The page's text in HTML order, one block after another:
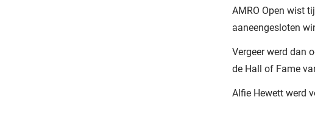
AMRO Open wist
aaneengesloten
Vergeer werd dan
de Hall of Fame
Alfie Hewett werd